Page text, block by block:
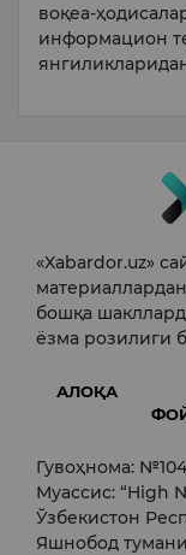
воқеа-
информацион
«Xabardor.uz»
бошқа
ёзма розилиги
АЛОҚА
Гувоҳнома:
Муассис: “High
Ўзбекистон
Яшнобод